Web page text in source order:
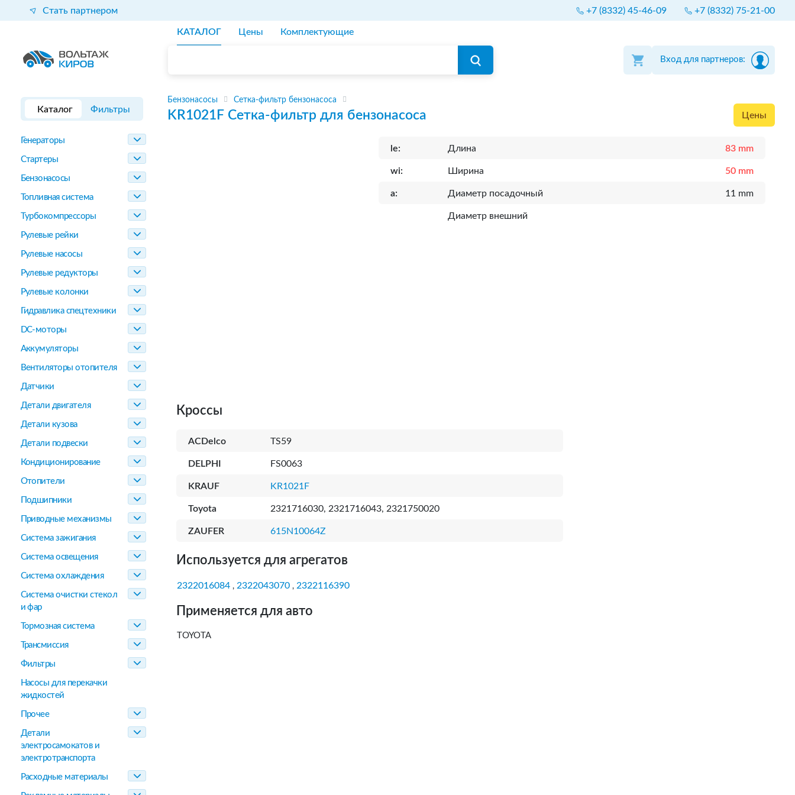
Стать партнером +7 (8332) 45-46-09 +7 (8332) 75-21-00
КАТАЛОГ Цены Комплектующие
Вход для партнеров:
Каталог Фильтры
Генераторы
Стартеры
Бензонасосы
Топливная система
Турбокомпрессоры
Рулевые рейки
Рулевые насосы
Рулевые редукторы
Рулевые колонки
Гидравлика спецтехники
DC-моторы
Аккумуляторы
Вентиляторы отопителя
Датчики
Детали двигателя
Детали кузова
Детали подвески
Кондиционирование
Отопители
Подшипники
Приводные механизмы
Система зажигания
Система освещения
Система охлаждения
Система очистки стекол
и фар
Тормозная система
Трансмиссия
Фильтры
Насосы для перекачки
жидкостей
Прочее
Детали
электросамокатов и
электротранспорта
Расходные материалы
Бензонасосы Сетка-фильтр бензонасоса
KR1021F Сетка-фильтр для бензонасоса Цены
le: Длина 83 mm
wi: Ширина 50 mm
a: Диаметр посадочный 11 mm
Диаметр внешний
Кроссы
ACDelco TS59
DELPHI FS0063
KRAUF KR1021F
Toyota 2321716030, 2321716043, 2321750020
ZAUFER 615N10064Z
Используется для агрегатов
2322016084 , 2322043070 , 2322116390
Применяется для авто
TOYOTA